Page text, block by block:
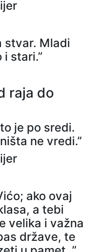
stvar. Mladi
stari.”
raja do
je po sredi.
ne vredi.”
ako ovaj
a tebi
velika i važna
države, te